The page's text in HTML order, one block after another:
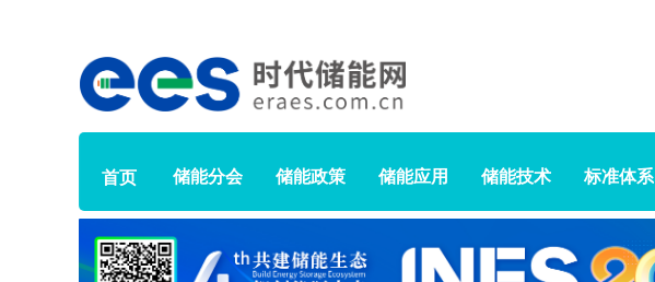
储能分会 储能政策 储能应用 储能技术 标准体系
首页